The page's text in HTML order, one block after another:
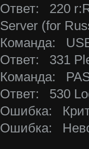
Ответ: 220
Server (for
Команда:
Ответ: 331
Команда:
Ответ: 530
Ошибка:
Ошибка: